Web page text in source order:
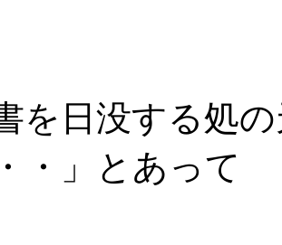
を日没する処
・」とあって